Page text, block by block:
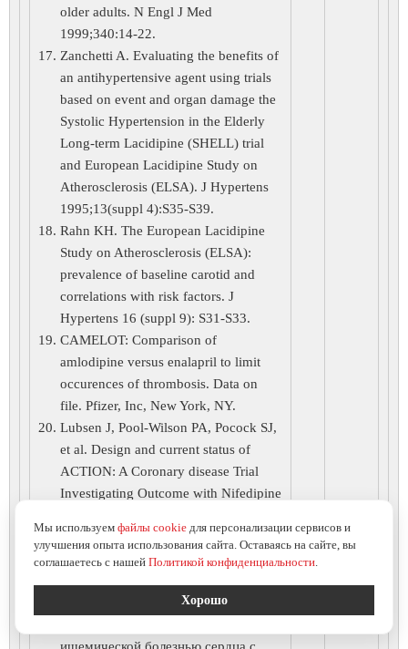
older adults. N Engl J Med
1999;340:14-22.
Zanchetti A. Evaluating the benefits of
an antihypertensive agent using trials
based on event and organ damage the
Systolic Hypertension in the Elderly
Long-term Lacidipine (SHELL) trial
and European Lacidipine Study on
Atherosclerosis (ELSA). J Hypertens
1995;13(suppl 4):S35-S39.
Rahn KH. The European Lacidipine
Study on Atherosclerosis (ELSA):
prevalence of baseline carotid and
correlations with risk factors. J
Hypertens 16 (suppl 9): S31-S33.
CAMELOT: Comparison of
amlodipine versus enalapril to limit
occurences of thrombosis. Data on
file. Pfizer, Inc, New York, NY.
Lubsen J, Pool-Wilson PA, Pocock SJ,
et al. Design and current status of
ACTION: A Coronary disease Trial
Investigating Outcome with Nifedipine
1):20-32.
Саютина Е.В., Самойленко Л.Е.,
дисфункции эндотелия в развитии
Мы используем файлы cookie для персонализации сервисов и
улучшения опыта использования сайта. Оставаясь на сайте, вы
соглашаетесь с нашей Политикой конфиденциальности.
Хорошо